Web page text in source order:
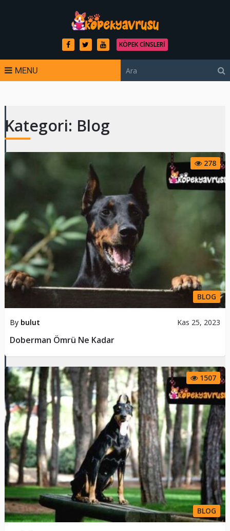
KÖPEK CINSLERI
MENU
Kategori: Blog
278
BLOG
By bulut Kas 25, 2023
Doberman Ömrü Ne Kadar
1507
BLOG